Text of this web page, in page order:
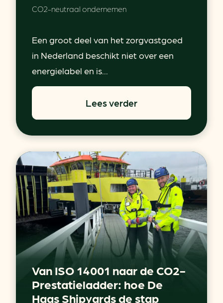
CO2-neutraal ondernemen
Een groot deel van het zorgvastgoed
in Nederland beschikt niet over een
energielabel en is...
Lees verder
Van ISO 14001 naar de CO2-
Prestatieladder: hoe De
Haas Shipyards de stap